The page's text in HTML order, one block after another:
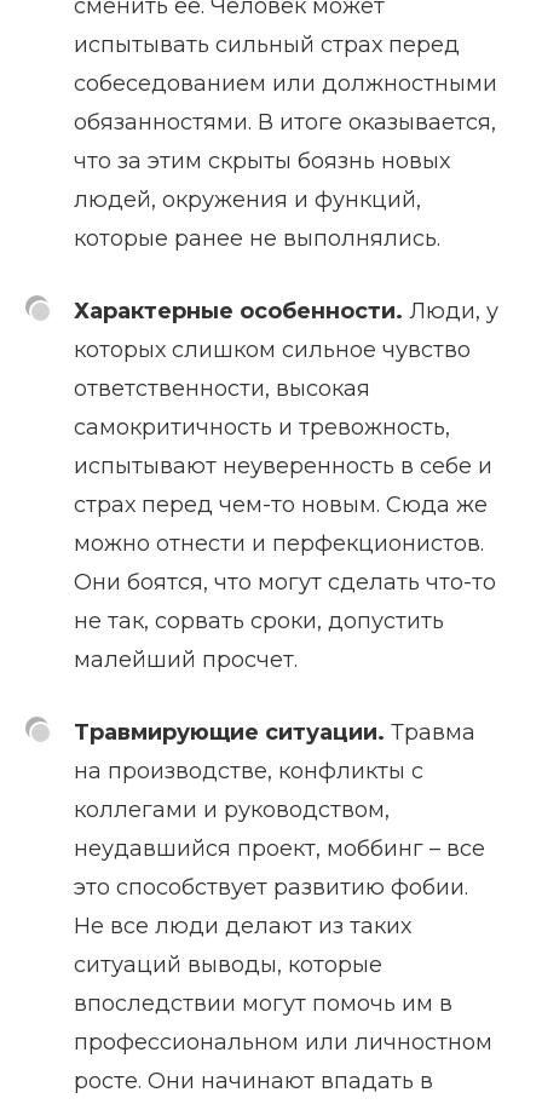
сменить ее. Человек может
испытывать сильный страх перед
собеседованием или должностными
обязанностями. В итоге оказывается,
что за этим скрыты боязнь новых
людей, окружения и функций,
которые ранее не выполнялись.
Характерные особенности. Люди, у
которых слишком сильное чувство
ответственности, высокая
самокритичность и тревожность,
испытывают неуверенность в себе и
страх перед чем-то новым. Сюда же
можно отнести и перфекционистов.
Они боятся, что могут сделать что-то
не так, сорвать сроки, допустить
малейший просчет.
Травмирующие ситуации. Травма
на производстве, конфликты с
коллегами и руководством,
неудавшийся проект, моббинг – все
это способствует развитию фобии.
Не все люди делают из таких
ситуаций выводы, которые
впоследствии могут помочь им в
профессиональном или личностном
росте. Они начинают впадать в